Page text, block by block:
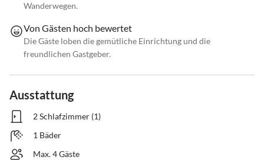
Wanderwegen.
Von Gästen hoch bewertet
Die Gäste loben die gemütliche Einrichtung und die
freundlichen Gastgeber.
Ausstattung
2 Schlafzimmer (1)
1 Bäder
Max. 4 Gäste